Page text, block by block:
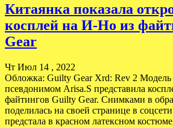
Китаянка показала
косплей на И-Но из
Gear
Чт Июл 14 , 2022
Обложка: Guilty Gear Xrd: Rev 2 Модель
псевдонимом Arisa.S представила
файтингов Guilty Gear. Снимками в
поделилась на своей странице в
предстала в красном латексном